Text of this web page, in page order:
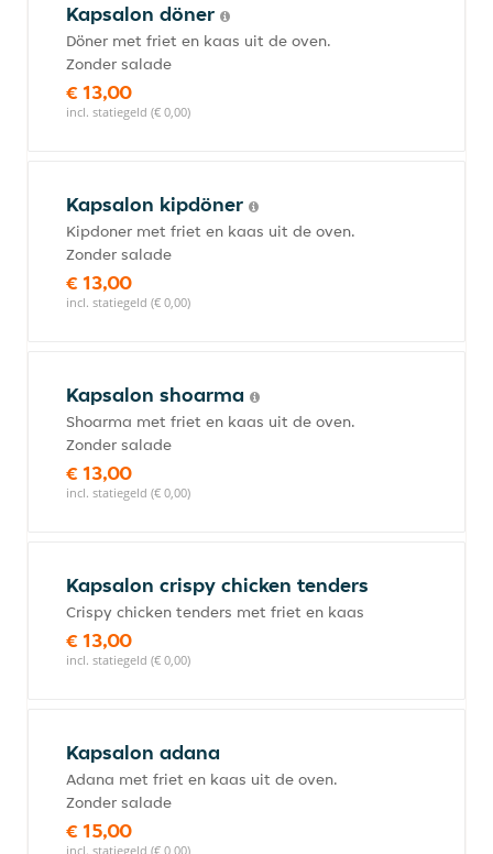
Kapsalon döner
Döner met friet en kaas uit de oven.
Zonder salade
€ 13,00
incl. statiegeld (€ 0,00)
Kapsalon kipdöner
Kipdoner met friet en kaas uit de oven.
Zonder salade
€ 13,00
incl. statiegeld (€ 0,00)
Kapsalon shoarma
Shoarma met friet en kaas uit de oven.
Zonder salade
€ 13,00
incl. statiegeld (€ 0,00)
Kapsalon crispy chicken tenders
Crispy chicken tenders met friet en kaas
€ 13,00
incl. statiegeld (€ 0,00)
Kapsalon adana
Adana met friet en kaas uit de oven.
Zonder salade
€ 15,00
incl. statiegeld (€ 0,00)